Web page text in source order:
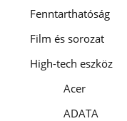
Fenntarthatóság
Film és sorozat
High-tech eszköz
Acer
ADATA